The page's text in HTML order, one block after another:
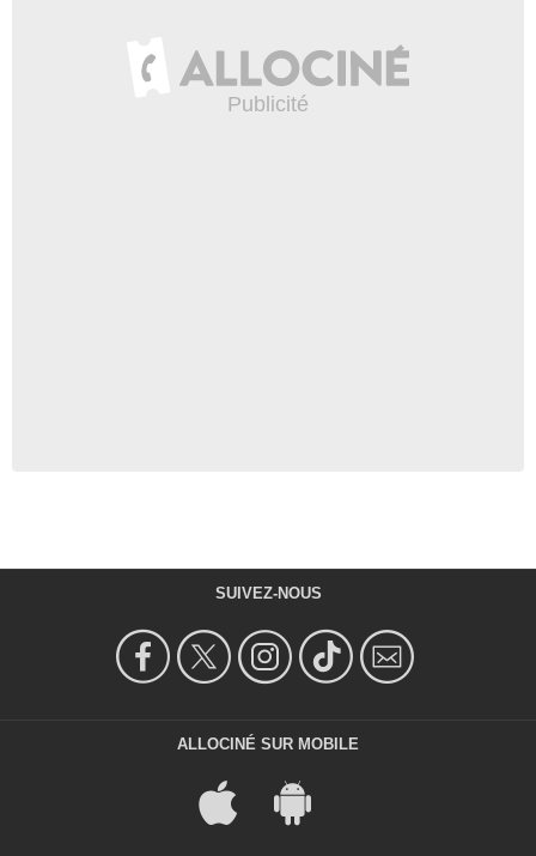
SUIVEZ-NOUS
ALLOCINÉ SUR MOBILE